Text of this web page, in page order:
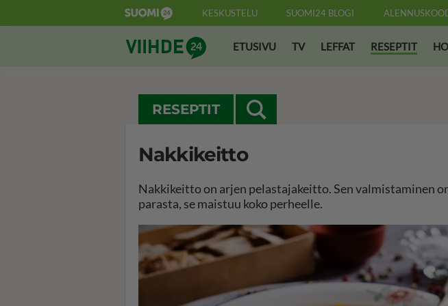
KESKUSTELU SUOMI24 BLOGI
Suomi24 ViihdeETUSIVU TV LEFFAT RESEPTIT
RESEPTIT
Nakkikeitto
Nakkikeitto on arjen pelastajakeitto. Sen valmistaminen
parasta, se maistuu koko perheelle.